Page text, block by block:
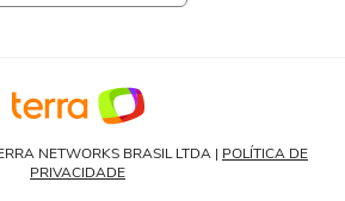
NETWORKS BRASIL LTDA | POLÍTICA DE
PRIVACIDADE